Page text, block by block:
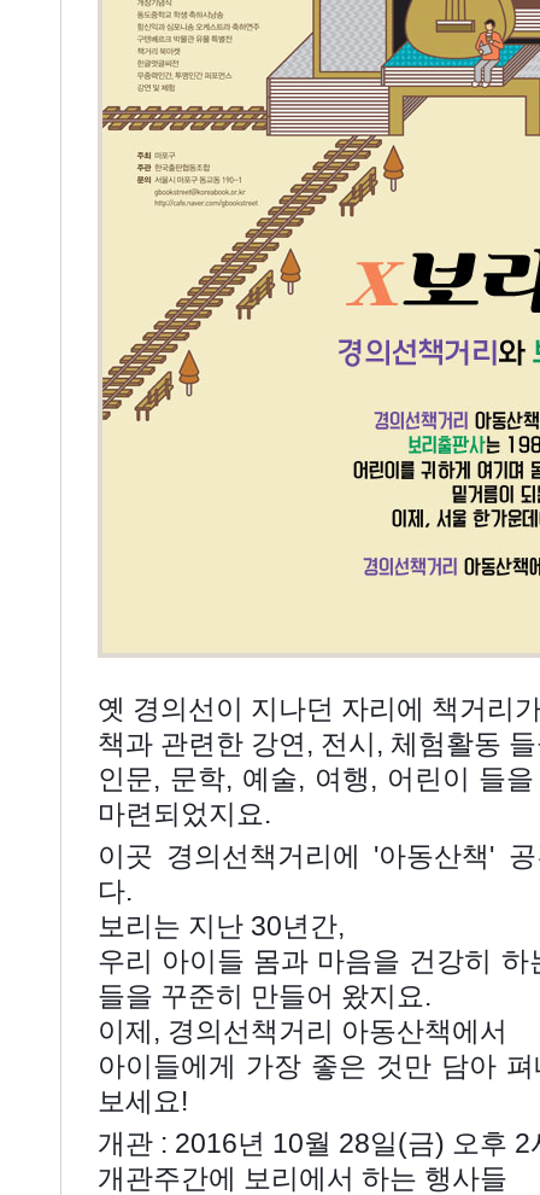
옛 경의선이 지나던 자리에 책거리
책과 관련한 강연, 전시, 체험활동
인문, 문학, 예술, 여행, 어린이 들
마련되었지요.
이곳 경의선책거리에 '아동산책'
다.
보리는 지난 30년간,
우리 아이들 몸과 마음을 건강히
들을 꾸준히 만들어 왔지요.
이제, 경의선책거리 아동산책에서
아이들에게 가장 좋은 것만 담아
보세요!
개관 : 2016년 10월 28일(금) 오후 2
개관주간에 보리에서 하는 행사들